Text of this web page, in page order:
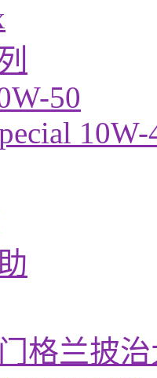
50
10W-
格兰披